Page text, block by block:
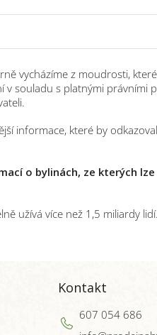
vycházíme z moudrosti,
souladu s platnými
které by
o bylinách, ze kterých
užívá více než 1,5 miliardy lidí.
Kontakt
607 054 686